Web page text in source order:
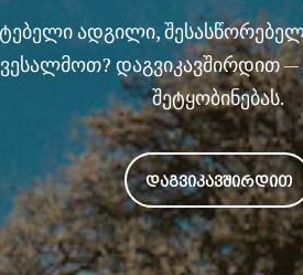
ადგილი,
დაგვიკავშირდით
შეტყობინებას.
ᲓᲐᲒᲕᲘᲙᲐᲕᲨᲘᲠᲓᲘᲗ